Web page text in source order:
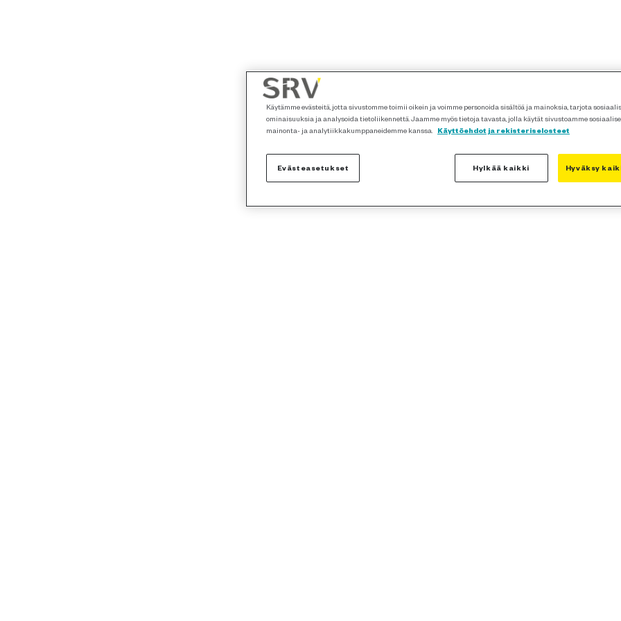
Käytämme evästeitä, jotta sivustomme toimii oikein ja voimme personoida sisältöä ja mainoksia, tarjota
ominaisuuksia ja analysoida tietoliikennettä. Jaamme myös tietoja tavasta, jolla käytät sivustoamme
mainonta- ja analytiikkakumppaneidemme kanssa.
Käyttöehdot ja rekisteriselosteet
Evästeasetukset Hylkää kaikki Hyväksy